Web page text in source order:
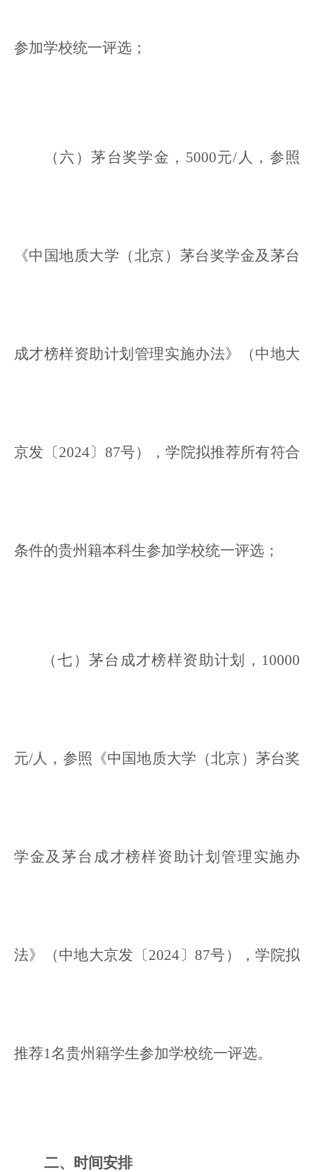
参加学校统一评选；
（ 六 ）茅台奖学金，5000元/人，参照
《中国地质大学（北京）茅台奖学金及茅台
成才榜样资助计划管理实施办法》（中地大
京发〔2024〕87号），学院拟推荐所有符合
条件的贵州籍本科生参加学校统一评选；
（七）茅台成才榜样资助计划，10000
元/人，参照《中国地质大学（北京）茅台奖
学金及茅台成才榜样资助计划管理实施办
法》（中地大京发〔2024〕87号），学院拟
推荐1名贵州籍学生参加学校统一评选。
二、时间安排